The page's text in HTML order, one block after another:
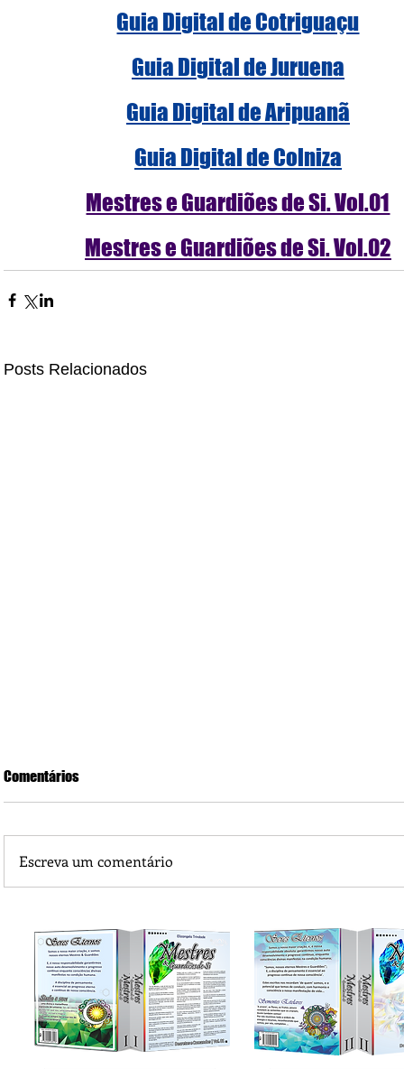
Guia Digital de Cotriguaçu
Guia Digital de Juruena
Guia Digital de Aripuanã
Guia Digital de Colniza
Mestres e Guardiões de Si. Vol.01
Mestres e Guardiões de Si. Vol.02
Posts Relacionados
Piá Lava Jato, de Juara, torna público que requereu
Instalação e Operação
Comentários
Escreva um comentário